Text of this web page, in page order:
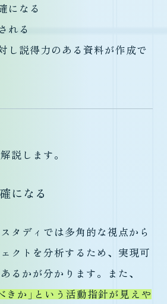
になる
れる
し説得力のある資料が作成で
説します。
になる
タディでは多角的な視点から
クトを分析するため、実現可
るかが分かります。また、
きか」という活動指針が見えや